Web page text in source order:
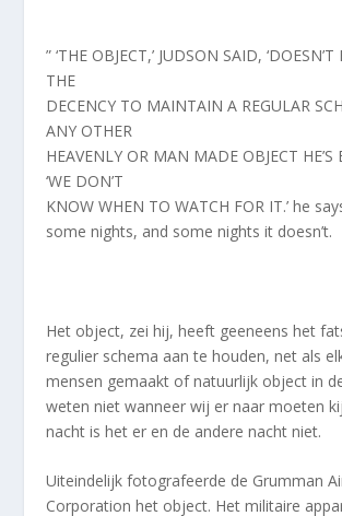
” ‘THE OBJECT,’ JUDSON SAID,
THE
DECENCY TO MAINTAIN A REGULAR
ANY OTHER
HEAVENLY OR MAN MADE OBJECT HE’S
‘WE DON’T
KNOW WHEN TO WATCH FOR IT.’ he
some nights, and some nights it doesn’t.
Het object, zei hij, heeft geeneens het
regulier schema aan te houden, net als
mensen gemaakt of natuurlijk object in
weten niet wanneer wij er naar moeten
nacht is het er en de andere nacht niet.
Uiteindelijk fotografeerde de Grumman
Corporation het object. Het militaire